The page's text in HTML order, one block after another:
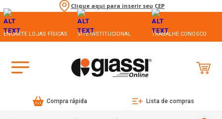
Clique aqui para inserir seu CEP
ENCARTE LOJAS FÍSICAS SITE INSTITUCIONAL TRABALHE CONOSCO
Compra rápida Lista de compras